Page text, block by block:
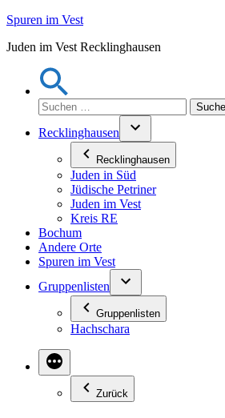
Zum
springen
Spuren im Vest
Juden im Vest Recklinghausen
Suchen
nach:
Recklinghausen
Recklinghausen
Juden in Süd
Jüdische Petriner
Juden im Vest
Kreis RE
Bochum
Andere Orte
Spuren im Vest
Gruppenlisten
Gruppenlisten
Hachschara
Zurück